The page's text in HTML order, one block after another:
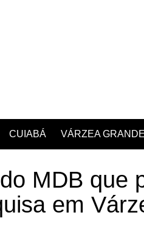
CUIABÁ VÁRZEA
MDB que
em